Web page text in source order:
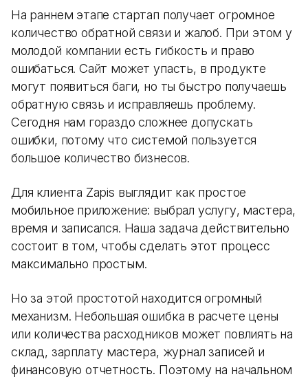
На раннем этапе стартап получает огромное
количество обратной связи и жалоб. При этом у
молодой компании есть гибкость и право
ошибаться. Сайт может упасть, в продукте
могут появиться баги, но ты быстро получаешь
обратную связь и исправляешь проблему.
Сегодня нам гораздо сложнее допускать
ошибки, потому что системой пользуется
большое количество бизнесов.
Для клиента Zapis выглядит как простое
мобильное приложение: выбрал услугу, мастера,
время и записался. Наша задача действительно
состоит в том, чтобы сделать этот процесс
максимально простым.
Но за этой простотой находится огромный
механизм. Небольшая ошибка в расчете цены
или количества расходников может повлиять на
склад, зарплату мастера, журнал записей и
финансовую отчетность. Поэтому на начальном